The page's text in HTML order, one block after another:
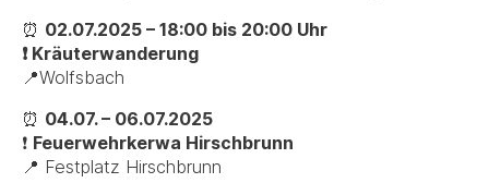
⏰ 02.07.2025 – 18:00 bis 20:00 Uhr
❗ Kräuterwanderung
📍Wolfsbach
⏰ 04.07. – 06.07.2025
❗ Feuerwehrkerwa Hirschbrunn
📍 Festplatz Hirschbrunn